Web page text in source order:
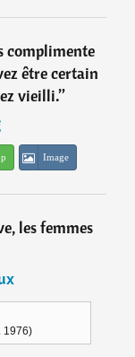
complimente
être certain
vieilli.”
Image
les femmes
1976)